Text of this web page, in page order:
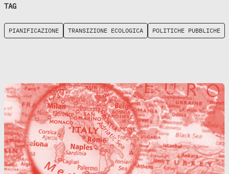
TAG
PIANIFICAZIONE TRANSIZIONE ECOLOGICA POLITICHE PUBBLICHE